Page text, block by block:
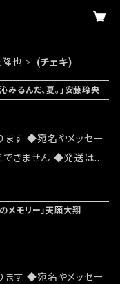
也 (チェキ)
みるんだ、夏。」安藤玲央
ます ◆宛名やメッセー
できません ◆発送はラ
了後になります 公演
tribaldays.com/inf
メモリー」天願大翔
ます ◆宛名やメッセー